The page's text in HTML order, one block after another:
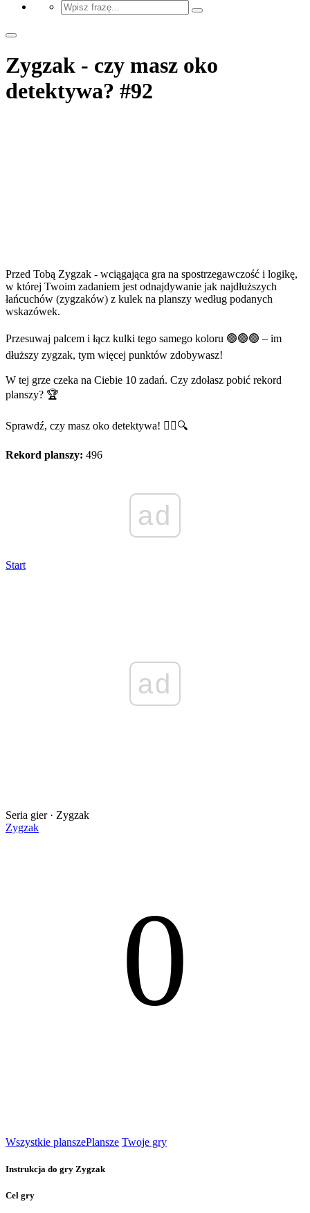
Zygzak - czy masz oko
detektywa? #92
Przed Tobą Zygzak - wciągająca gra na spostrzegawczość i logikę,
w której Twoim zadaniem jest odnajdywanie jak najdłuższych
łańcuchów (zygzaków) z kulek na planszy według podanych
wskazówek.
Przesuwaj palcem i łącz kulki tego samego koloru 🟢🟢🟢 – im
dłuższy zygzak, tym więcej punktów zdobywasz!
W tej grze czeka na Ciebie 10 zadań. Czy zdołasz pobić rekord
planszy? 🏆
Sprawdź, czy masz oko detektywa! 🕵️‍♂️🔍
Rekord planszy: 496
ad
Start
ad
Seria gier · Zygzak
Zygzak
0
Wszystkie planszePlansze Twoje gry
Instrukcja do gry Zygzak
Cel gry